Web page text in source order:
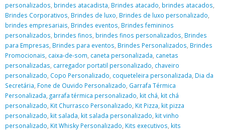
personalizados brindes atacadista Brindes atacado brindes atacados
Brindes Corporativos Brindes de luxo Brindes de luxo personalizado
brindes empresariais Brindes eventos Brindes femininos
personalizados brindes finos brindes finos personalizados Brindes
para Empresas Brindes para eventos Brindes Personalizados Brindes
Promocionais caixa-de-som caneta personalizada canetas
personalizadas carregador portatil personalizado chaveiro
personalizado Copo Personalizado coqueteleira personalizada Dia da
Secretária Fone de Ouvido Personalizado Garrafa Térmica
Personalizada garrafa térmica personalizado kit chá kit chá
personalizado Kit Churrasco Personalizado Kit Pizza kit pizza
personalizado kit salada kit salada personalizado kit vinho
personalizado Kit Whisky Personalizado Kits executivos kits